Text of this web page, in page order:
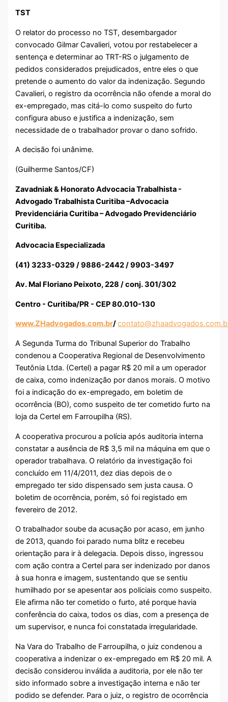
TST
O relator do processo no TST, desembargador
convocado Gilmar Cavalieri, votou por restabelecer a
sentença e determinar ao TRT-RS o julgamento de
pedidos considerados prejudicados, entre eles o que
pretende o aumento do valor da indenização. Segundo
Cavalieri, o registro da ocorrência não ofende a moral do
ex-empregado, mas citá-lo como suspeito do furto
configura abuso e justifica a indenização, sem
necessidade de o trabalhador provar o dano sofrido.
A decisão foi unânime.
(Guilherme Santos/CF)
Zavadniak & Honorato Advocacia Trabalhista -
Advogado Trabalhista Curitiba –Advocacia
Previdenciária Curitiba – Advogado Previdenciário
Curitiba.
Advocacia Especializada
(41) 3233-0329 / 9886-2442 / 9903-3497
Av. Mal Floriano Peixoto, 228 / conj. 301/302
Centro - Curitiba/PR - CEP 80.010-130
www.ZHadvogados.com.br/
A Segunda Turma do Tribunal Superior do Trabalho
condenou a Cooperativa Regional de Desenvolvimento
Teutônia Ltda. (Certel) a pagar R$ 20 mil a um operador
de caixa, como indenização por danos morais. O motivo
foi a indicação do ex-empregado, em boletim de
ocorrência (BO), como suspeito de ter cometido furto na
loja da Certel em Farroupilha (RS).
A cooperativa procurou a polícia após auditoria interna
constatar a ausência de R$ 3,5 mil na máquina em que o
operador trabalhava. O relatório da investigação foi
concluído em 11/4/2011, dez dias depois de o
empregado ter sido dispensado sem justa causa. O
boletim de ocorrência, porém, só foi registado em
fevereiro de 2012.
O trabalhador soube da acusação por acaso, em junho
de 2013, quando foi parado numa blitz e recebeu
orientação para ir à delegacia. Depois disso, ingressou
com ação contra a Certel para ser indenizado por danos
à sua honra e imagem, sustentando que se sentiu
humilhado por se apesentar aos policiais como suspeito.
Ele afirma não ter cometido o furto, até porque havia
conferência do caixa, todos os dias, com a presença de
um supervisor, e nunca foi constatada irregularidade.
Na Vara do Trabalho de Farroupilha, o juiz condenou a
cooperativa a indenizar o ex-empregado em R$ 20 mil. A
decisão considerou inválida a auditoria, por ele não ter
sido informado sobre a investigação interna e não ter
podido se defender. Para o juiz, o registro de ocorrência